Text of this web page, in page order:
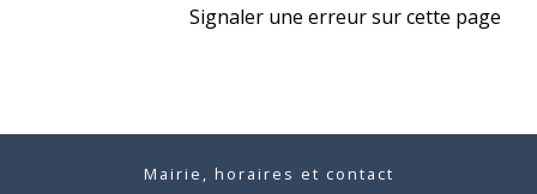
Signaler une erreur sur cette page
Mairie, horaires et contact